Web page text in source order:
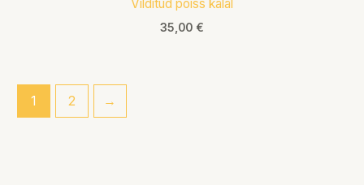
Vilditud poiss kalal
35,00 €
1 2 →